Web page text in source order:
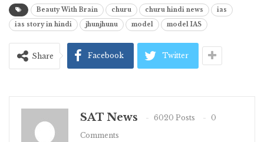
Beauty With Brain churu churu hindi news
ias
ias story in hindi
jhunjhunu model model IAS
Share Facebook Twitter
SAT News 6020 Posts
0
Comments